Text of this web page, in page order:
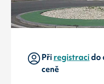
Přiregistracido
ceně